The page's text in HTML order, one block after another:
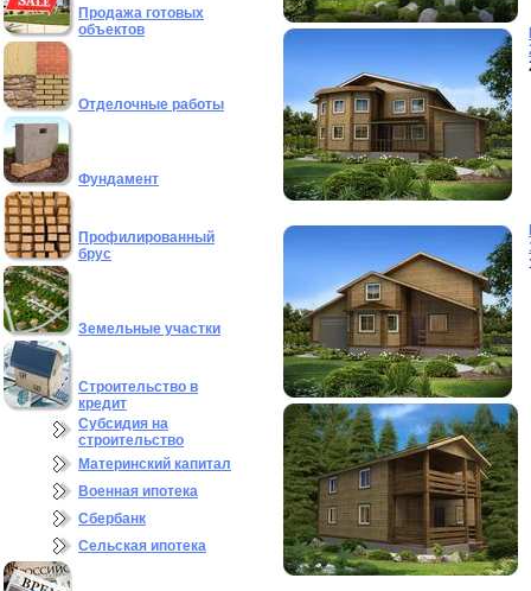
Продажа готовых
объектов
Отделочные работы
Фундамент
Профилированный
брус
Земельные участки
Строительство в
кредит
Субсидия на
строительство
Материнский капитал
Военная ипотека
Сбербанк
Сельская ипотека